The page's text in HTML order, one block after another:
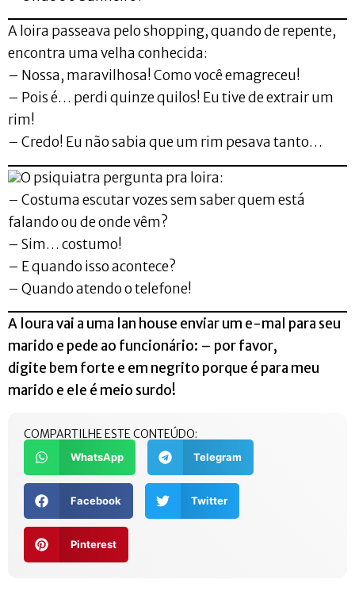
A loira passeava pelo shopping, quando de repente,
encontra uma velha conhecida:
– Nossa, maravilhosa! Como você emagreceu!
– Pois é… perdi quinze quilos! Eu tive de extrair um
rim!
– Credo! Eu não sabia que um rim pesava tanto…
O psiquiatra pergunta pra loira:
– Costuma escutar vozes sem saber quem está
falando ou de onde vêm?
– Sim… costumo!
– E quando isso acontece?
– Quando atendo o telefone!
A loura vai a uma lan house enviar um e-mal para seu
marido e pede ao funcionário: – por favor,
digite bem forte e em negrito porque é para meu
marido e ele é meio surdo!
COMPARTILHE ESTE CONTEÚDO:
WhatsApp Telegram
Facebook Twitter
Pinterest